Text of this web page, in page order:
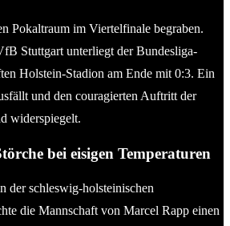
Pokaltraum im Viertelfinale begraben.
Stuttgart unterliegt der Bundesliga-
Holstein-Stadion am Ende mit 0:3. Ein
und den couragierten Auftritt der
widerspiegelt.
bei eisigen Temperaturen
der schleswig-holsteinischen
die Mannschaft von Marcel Rapp einen